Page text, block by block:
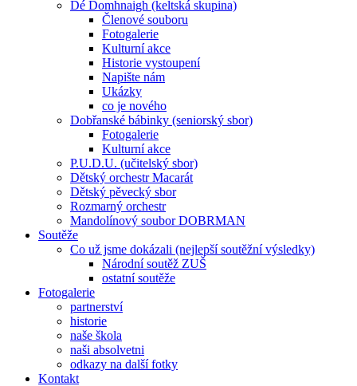
Dé Domhnaigh (keltská skupina)
Členové souboru
Fotogalerie
Kulturní akce
Historie vystoupení
Napište nám
Ukázky
co je nového
Dobřanské bábinky (seniorský sbor)
Fotogalerie
Kulturní akce
P.U.D.U. (učitelský sbor)
Dětský orchestr Macarát
Dětský pěvecký sbor
Rozmarný orchestr
Mandolínový soubor DOBRMAN
Soutěže
Co už jsme dokázali (nejlepší soutěžní výsledky)
Národní soutěž ZUŠ
ostatní soutěže
Fotogalerie
partnerství
historie
naše škola
naši absolvetni
odkazy na další fotky
Kontakt